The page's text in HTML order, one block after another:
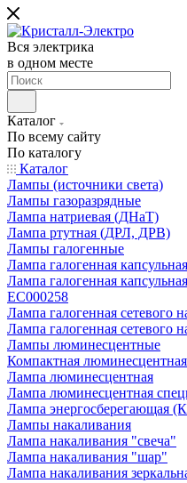
Вся электрика
в одном месте
Каталог
По всему сайту
По каталогу
Каталог
Лампы (источники света)
Лампы газоразрядные
Лампа натриевая (ДНаТ)
Лампа ртутная (ДРЛ, ДРВ)
Лампы галогенные
Лампа галогенная
Лампа галогенная
EC000258
Лампа галогенная сетевого
Лампа галогенная сетевого
Лампы люминесцентные
Компактная
Лампа люминесцентная
Лампа люминесцентная
Лампа энергосберегающая
Лампы накаливания
Лампа накаливания "свеча"
Лампа накаливания "шар"
Лампа накаливания